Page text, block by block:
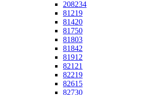
208234
81219
81420
81750
81803
81842
81912
82121
82219
82615
82730